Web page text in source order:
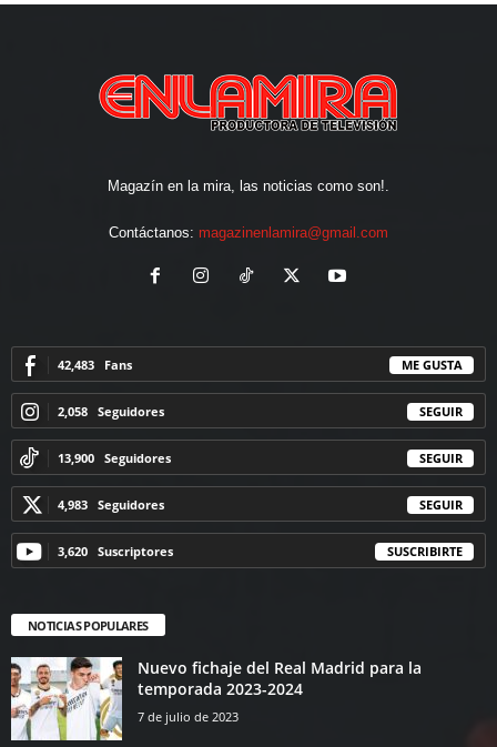
Magazín en la mira, las noticias como son!.
Contáctanos: magazinenlamira@gmail.com
42,483 Fans ME GUSTA
2,058 Seguidores SEGUIR
13,900 Seguidores SEGUIR
4,983 Seguidores SEGUIR
3,620 Suscriptores SUSCRIBIRTE
NOTICIAS POPULARES
Nuevo fichaje del Real Madrid para la
temporada 2023-2024
7 de julio de 2023